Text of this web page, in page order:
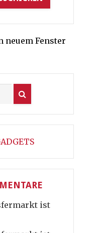
neuem Fenster
ist